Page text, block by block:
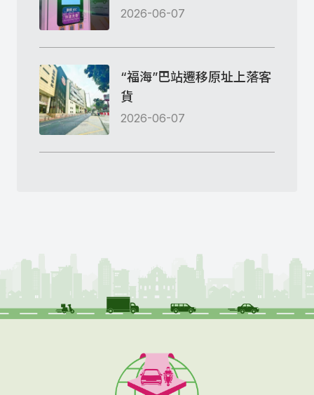
2026-06-07
“福海”巴站遷移原址上落客
貨
2026-06-07